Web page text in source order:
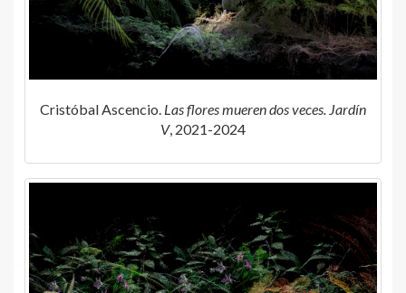
Cristóbal Ascencio. Las flores mueren dos veces. Jardín
V, 2021-2024